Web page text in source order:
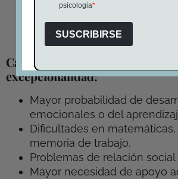
Dificultad para mantener el
constante.
Características específicas de la
excepcionalidad:
Mayor probabilidad de
emocionales o del
Dificultades en
memoria de trabajo.
Problemas de relación social
Mayor necesidad de apoyo